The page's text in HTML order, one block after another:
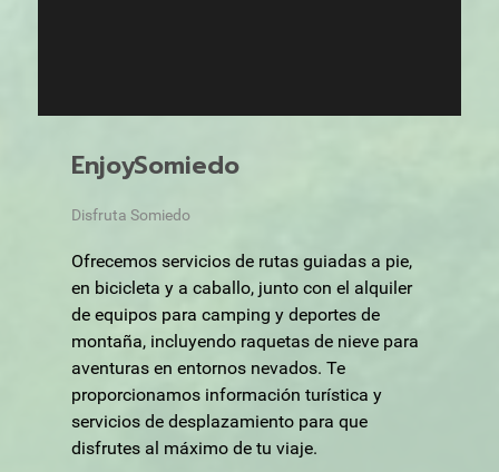
EnjoySomiedo
Disfruta Somiedo
Ofrecemos servicios de rutas guiadas a pie,
en bicicleta y a caballo, junto con el alquiler
de equipos para camping y deportes de
montaña, incluyendo raquetas de nieve para
aventuras en entornos nevados. Te
proporcionamos información turística y
servicios de desplazamiento para que
disfrutes al máximo de tu viaje.